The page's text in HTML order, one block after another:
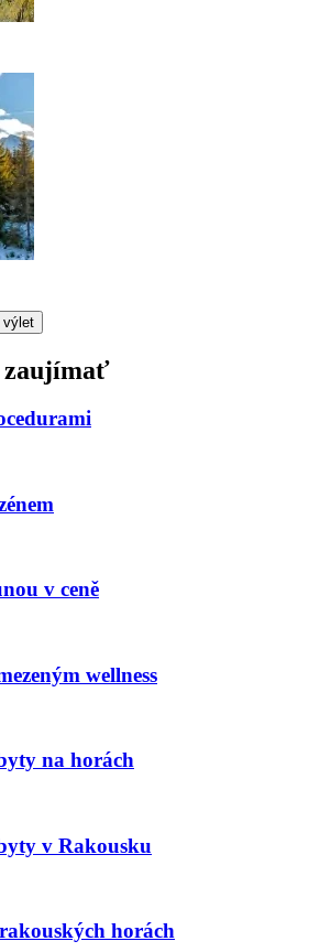
výlet
zaujímať
v ceně
wellness
na horách
v Rakousku
horách